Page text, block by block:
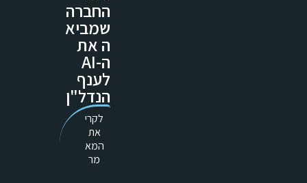
החברה
שמביא
ה את
ה-AI
לענף
הנדל"ן
לקרי
את
המא
מר